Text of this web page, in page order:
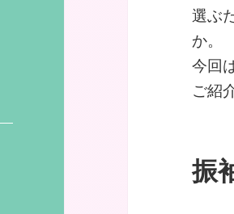
選ぶ
か。
今回
ご紹
振